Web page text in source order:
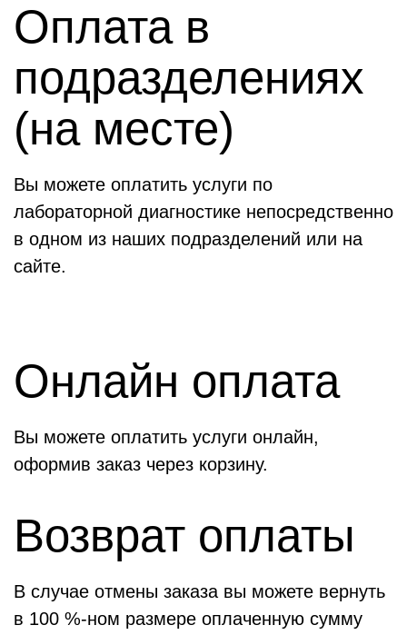
Оплата в
подразделениях
(на месте)
Вы можете оплатить услуги по
лабораторной диагностике непосредственно
в одном из наших подразделений или на
сайте.
Онлайн оплата
Вы можете оплатить услуги онлайн,
оформив заказ через корзину.
Возврат оплаты
В случае отмены заказа вы можете вернуть
в 100 %-ном размере оплаченную сумму